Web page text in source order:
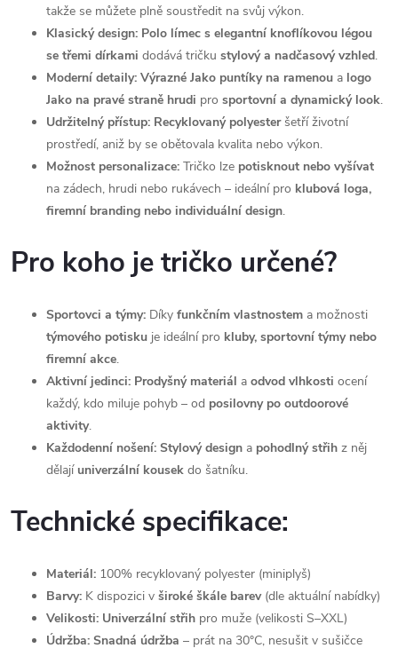
takže se můžete plně soustředit na svůj výkon.
Klasický design: Polo límec s elegantní knoflíkovou légou
se třemi dírkami dodává tričku stylový a nadčasový vzhled.
Moderní detaily: Výrazné Jako puntíky na ramenou a logo
Jako na pravé straně hrudi pro sportovní a dynamický look.
Udržitelný přístup: Recyklovaný polyesteršetří životní
prostředí, aniž by se obětovala kvalita nebo výkon.
Možnost personalizace: Tričko lze potisknout nebo vyšívat
na zádech, hrudi nebo rukávech – ideální pro klubová loga,
firemní branding nebo individuální design.
Pro koho je tričko určené?
Sportovci a týmy: Díky funkčním vlastnostem a možnosti
týmového potisku je ideální pro kluby, sportovní týmy nebo
firemní akce.
Aktivní jedinci: Prodyšný materiál a odvod vlhkosti ocení
každý, kdo miluje pohyb – od posilovny po outdoorové
aktivity.
Každodenní nošení: Stylový design a pohodlný střih z něj
dělají univerzální kousek do šatníku.
Technické specifikace:
Materiál: 100% recyklovaný polyester (miniplyš)
Barvy: K dispozici v široké škále barev(dle aktuální nabídky)
Velikosti: Univerzální střih pro muže (velikosti S–XXL)
Údržba: Snadná údržba – prát na 30°C, nesušit v sušičce